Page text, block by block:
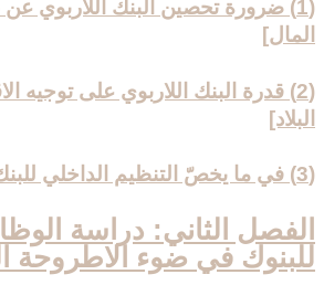
(1) ضرورة تحصين البنك اللاربوي
المال‏]
(2) قدرة البنك اللاربوي على توجيه
البلاد]
(3) في ما يخصّ التنظيم الداخلي للبنك اللاربوي‏
الفصل الثاني: دراسة
للبنوك في ضوء الاطروحة